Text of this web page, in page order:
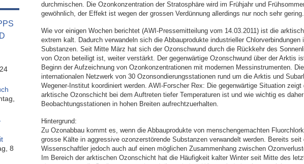
durchmischen. Die Ozonkonzentration der Stratosphäre wird im Frühjahr und
gewöhnlich, der Effekt ist wegen der grossen Verdünnung allerdings nur noch sehr gering.
Wie vor einigen Wochen berichtet (AWI-Pressemitteilung vom 14.03.2011) ist die
extrem kalt. Dadurch verwandeln sich die Abbauprodukte industrieller
Substanzen. Seit Mitte März hat sich der Ozonschwund durch die Rückkehr des
von Ozon beteiligt ist, weiter verstärkt. Der gegenwärtige Ozonschwund über der Arktis
Beginn der Aufzeichnung von Ozonkonzentrationen mit modernen Messinstrumenten.
internationalen Netzwerk von 30 Ozonsondierungsstationen rund um die Arktis und
Wegener-Institut koordiniert werden. AWI-Forscher Rex: Die gegenwärtige Situation
arktische Ozonschicht bei dem Auftreten tiefer Temperaturen ist und wie wichtig es
Beobachtungsstationen in hohen Breiten aufrechtzuerhalten.
Hintergrund:
Zu Ozonabbau kommt es, wenn die Abbauprodukte von menschengemachten
grosse Kälte in aggressive ozonzerstörende Substanzen verwandelt werden. Bereits seit
Wissenschaftler jedoch auch auf einen möglichen Zusammenhang zwischen
Im Bereich der arktischen Ozonschicht hat die Häufigkeit kalter Winter seit Mitte des
8